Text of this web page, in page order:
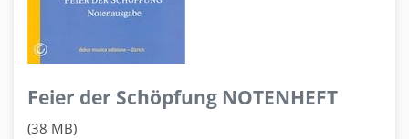
Feier der Schöpfung NOTENHEFT
(38 MB)